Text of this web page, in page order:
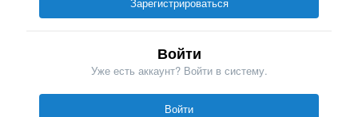
Войти
Уже есть аккаунт? Войти в систему.
Войти